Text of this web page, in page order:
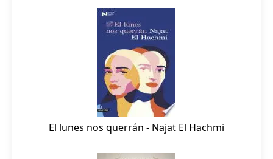
El lunes nos querrán - Najat El Hachmi